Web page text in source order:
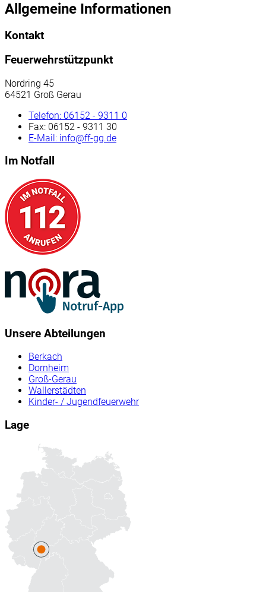
Allgemeine Informationen
Kontakt
Feuerwehrstützpunkt
Nordring 45
64521 Groß Gerau
Telefon: 06152 - 9311 0
Fax: 06152 - 9311 30
E-Mail: info@ff-gg.de
Im Notfall
Unsere Abteilungen
Berkach
Dornheim
Groß-Gerau
Wallerstädten
Kinder- / Jugendfeuerwehr
Lage